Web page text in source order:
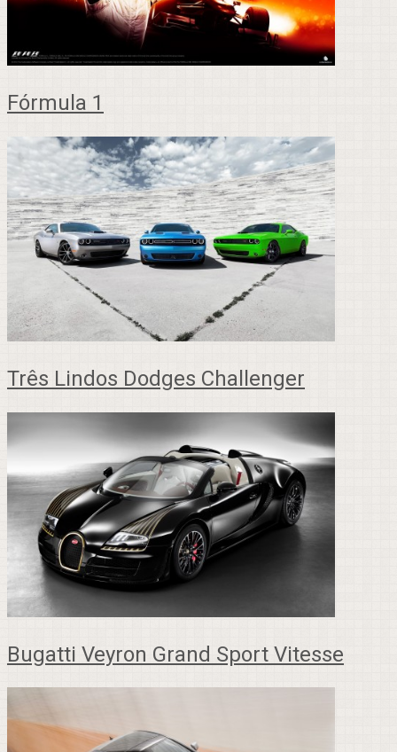
Fórmula 1
Três Lindos Dodges Challenger
Bugatti Veyron Grand Sport Vitesse